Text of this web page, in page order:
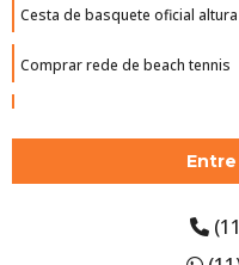
Cesta de basquete oficial altura
Comprar rede de beach tennis
Empresa de piso monolítico